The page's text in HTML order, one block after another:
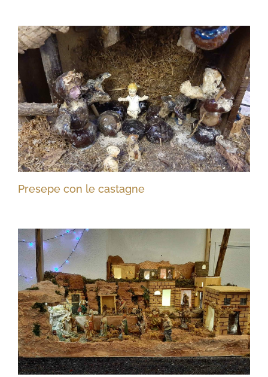
Presepe con le castagne